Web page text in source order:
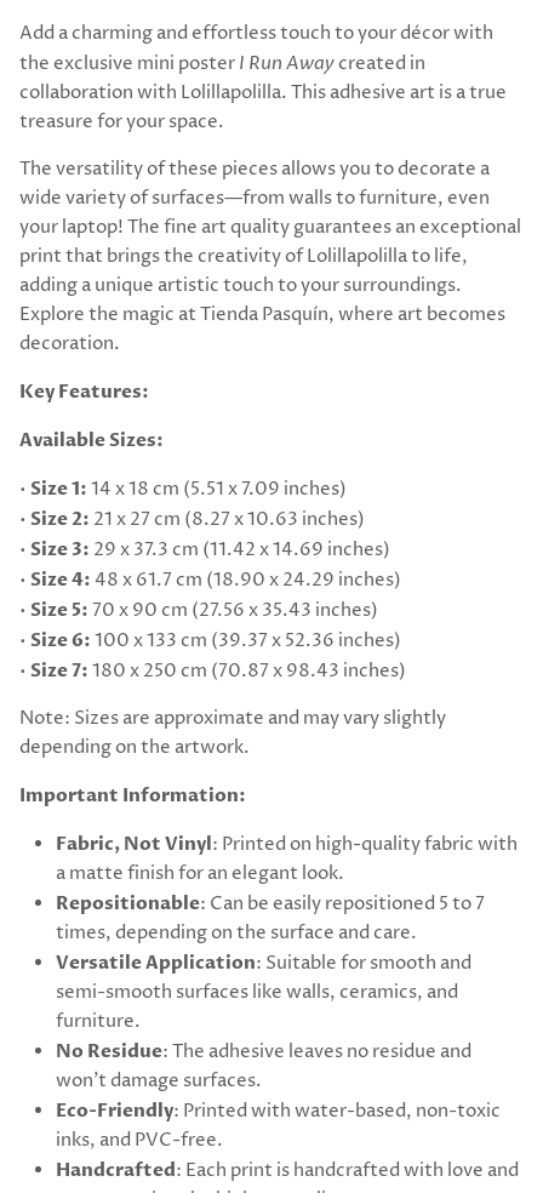
Add a charming and effortless touch to your décor with
the exclusive mini poster I Run Awaycreated in
collaboration with Lolillapolilla. This adhesive art is a true
treasure for your space.
The versatility of these pieces allows you to decorate a
wide variety of surfaces—from walls to furniture, even
your laptop! The fine art quality guarantees an exceptional
print that brings the creativity of Lolillapolilla to life,
adding a unique artistic touch to your surroundings.
Explore the magic at Tienda Pasquín, where art becomes
decoration.
Key Features:
Available Sizes:
• Size 1: 14 x 18 cm (5.51 x 7.09 inches)
• Size 2: 21 x 27 cm (8.27 x 10.63 inches)
• Size 3: 29 x 37.3 cm (11.42 x 14.69 inches)
• Size 4: 48 x 61.7 cm (18.90 x 24.29 inches)
• Size 5: 70 x 90 cm (27.56 x 35.43 inches)
• Size 6: 100 x 133 cm (39.37 x 52.36 inches)
• Size 7: 180 x 250 cm (70.87 x 98.43 inches)
Note: Sizes are approximate and may vary slightly
depending on the artwork.
Important Information:
Fabric, Not Vinyl: Printed on high-quality fabric with
a matte finish for an elegant look.
Repositionable: Can be easily repositioned 5 to 7
times, depending on the surface and care.
Versatile Application: Suitable for smooth and
semi-smooth surfaces like walls, ceramics, and
furniture.
No Residue: The adhesive leaves no residue and
won't damage surfaces.
Eco-Friendly: Printed with water-based, non-toxic
inks, and PVC-free.
Handcrafted: Each print is handcrafted with love and